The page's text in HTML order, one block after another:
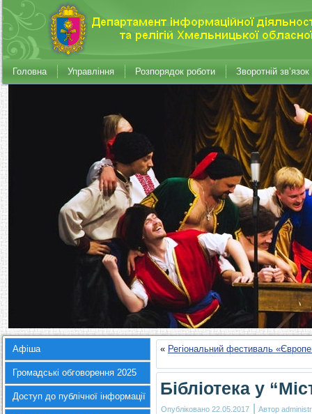
Головна Управління Розпорядок роботи Зворотній зв’язок
Афіша
Громадські обговорення 2025
Доступ до публічної інформації
« Регіональний фестиваль
Бібліотека у
Опубліковано 22.05.2017 | Автор